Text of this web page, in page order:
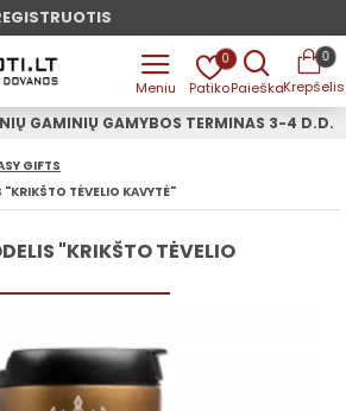
0 0
GIFTS
TĖVELIO KAVYTĖ"
GAMINIŲ GAMYBOS TERMINAS 3-4 D.D.
"KRIKŠTO TĖVELIO